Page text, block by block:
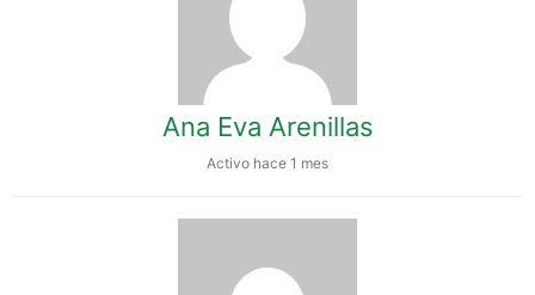
Ana Eva Arenillas
Activo hace 1 mes